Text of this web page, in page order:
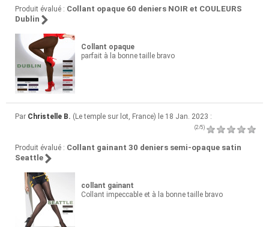
Produit évalué : Collant opaque 60 deniers NOIR et COULEURS
Dublin
Collant opaque
parfait à la bonne taille bravo
Par Christelle B. (Le temple sur lot, France) le 18 Jan. 2023 :
(2/5)
Produit évalué : Collant gainant 30 deniers semi-opaque satin
Seattle
collant gainant
Collant impeccable et à la bonne taille bravo